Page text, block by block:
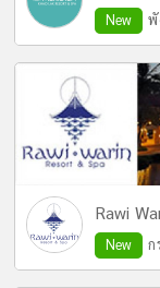
New พั
Rawi
New ก